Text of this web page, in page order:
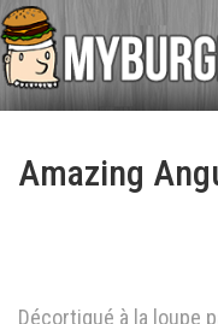
Amazing
Décortiqué à la loupe